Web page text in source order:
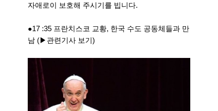
자애로이 보호해 주시기를 빕니다.
●17 :35 프란치스코 교황, 한국 수도 공동체들과 만
남 (▶관련기사 보기)